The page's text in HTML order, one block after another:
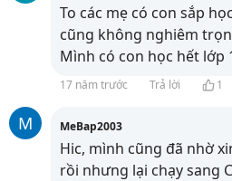
To các mẹ có con sắp
cũng không nghiêm
Mình có con học hết lớp
17 năm trước Trả lời 1
M MeBap2003
Hic, mình cũng đã nhờ
rồi nhưng lại chạy sang